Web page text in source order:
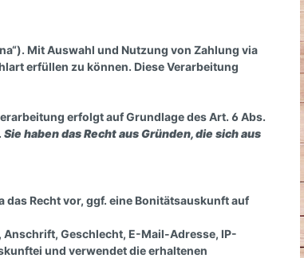
Mit Auswahl und Nutzung von Zahlung via
erfüllen zu können. Diese Verarbeitung
erfolgt auf Grundlage des Art. 6 Abs.
Sie haben das Recht aus Gründen, die sich aus
das Recht vor, ggf. eine Bonitätsauskunft auf
Geschlecht, E-Mail-Adresse, IP-
und verwendet die erhaltenen